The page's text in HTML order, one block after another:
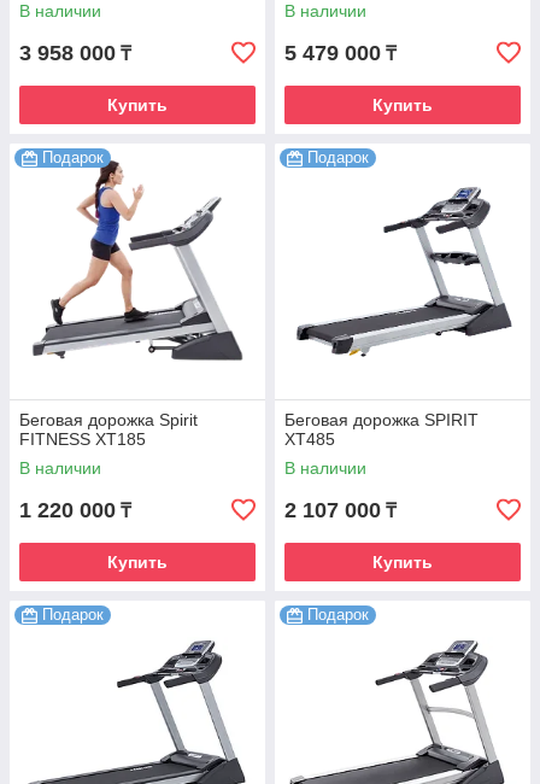
В наличии
3 958 000 ₸
Купить
В наличии
5 479 000 ₸
Купить
Подарок
Беговая дорожка Spirit
FITNESS XT185
В наличии
1 220 000 ₸
Купить
Подарок
Беговая дорожка SPIRIT
XT485
В наличии
2 107 000 ₸
Купить
Подарок Подарок